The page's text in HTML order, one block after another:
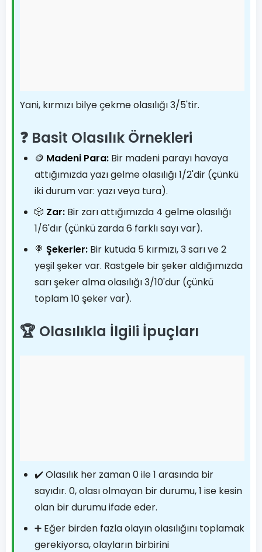
Yani, kırmızı bilye çekme olasılığı 3/5'tir.
❓ Basit Olasılık Örnekleri
🪙 Madeni Para: Bir madeni parayı havaya
attığımızda yazı gelme olasılığı 1/2'dir (çünkü
iki durum var: yazı veya tura).
🎲 Zar: Bir zarı attığımızda 4 gelme olasılığı
1/6'dır (çünkü zarda 6 farklı sayı var).
🍭 Şekerler: Bir kutuda 5 kırmızı, 3 sarı ve 2
yeşil şeker var. Rastgele bir şeker aldığımızda
sarı şeker alma olasılığı 3/10'dur (çünkü
toplam 10 şeker var).
🏆 Olasılıkla İlgili İpuçları
✔️ Olasılık her zaman 0 ile 1 arasında bir
sayıdır. 0, olası olmayan bir durumu, 1 ise kesin
olan bir durumu ifade eder.
➕ Eğer birden fazla olayın olasılığını toplamak
gerekiyorsa, olayların birbirini